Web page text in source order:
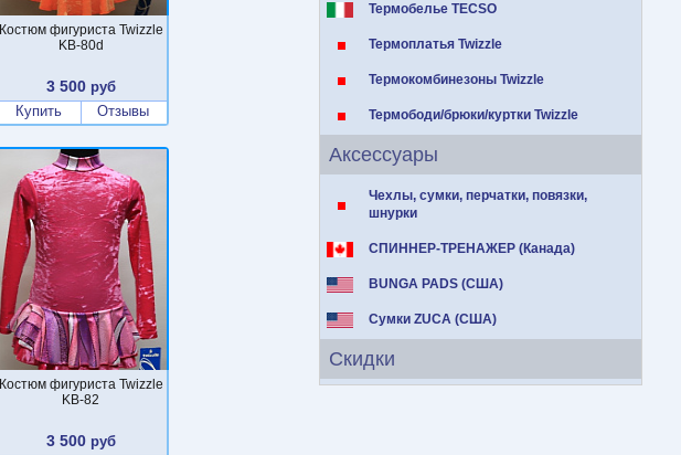
Термобелье TECSO
Термоплатья Twizzle
Термокомбинезоны Twizzle
Термободи/брюки/куртки Twizzle
Аксессуары
Чехлы, сумки, перчатки, повязки,
шнурки
СПИННЕР-ТРЕНАЖЕР (Канада)
BUNGA PADS (США)
Сумки ZUCA (США)
Скидки
Костюм фигуриста Twizzle
KB-80d
3 500руб
Купить
Отзывы
Костюм фигуриста Twizzle
KB-82
3 500руб